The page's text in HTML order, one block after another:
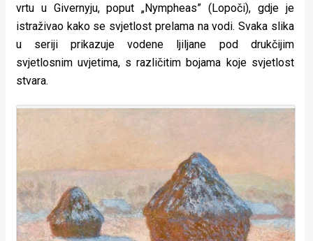
vrtu u Givernyju, poput „Nympheas” (Lopoči), gdje je
istraživao kako se svjetlost prelama na vodi. Svaka slika
u seriji prikazuje vodene ljiljane pod drukčijim
svjetlosnim uvjetima, s različitim bojama koje svjetlost
stvara.